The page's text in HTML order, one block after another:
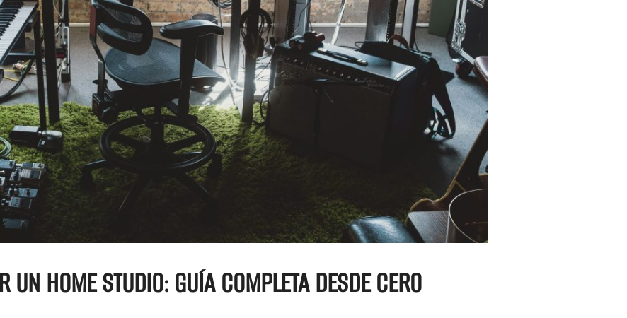
UN HOME STUDIO: GUÍA COMPLETA DESDE CERO